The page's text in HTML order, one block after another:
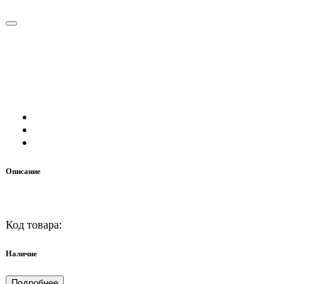
Описание
Код товара:
Наличие